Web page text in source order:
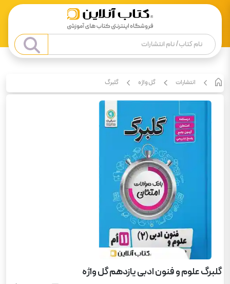
انتشارات گل واژه گلبرگ
گلبرگ علوم و فنون ادبی یازدهم گل واژه